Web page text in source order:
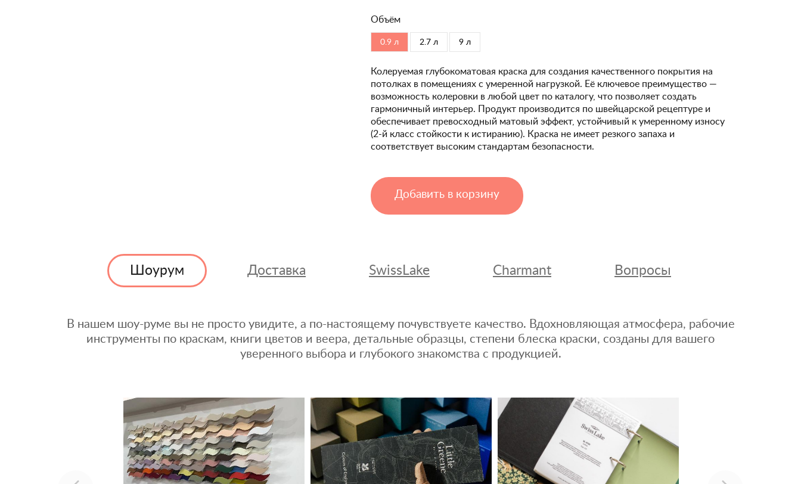
Объём
0.9 л 2.7 л 9 л
Колеруемая глубокоматовая краска для создания качественного покрытия на
потолках в помещениях с умеренной нагрузкой. Её ключевое преимущество —
возможность колеровки в любой цвет по каталогу, что позволяет создать
гармоничный интерьер. Продукт производится по швейцарской рецептуре и
обеспечивает превосходный матовый эффект, устойчивый к умеренному износу
(2-й класс стойкости к истиранию). Краска не имеет резкого запаха и
соответствует высоким стандартам безопасности.
Добавить в корзину
Шоурум Доставка SwissLake Charmant Вопросы
В нашем шоу-руме вы не просто увидите, а по-настоящему почувствуете качество. Вдохновляющая атмосфера, рабочие
инструменты по краскам, книги цветов и веера, детальные образцы, степени блеска краски, созданы для вашего
уверенного выбора и глубокого знакомства с продукцией.